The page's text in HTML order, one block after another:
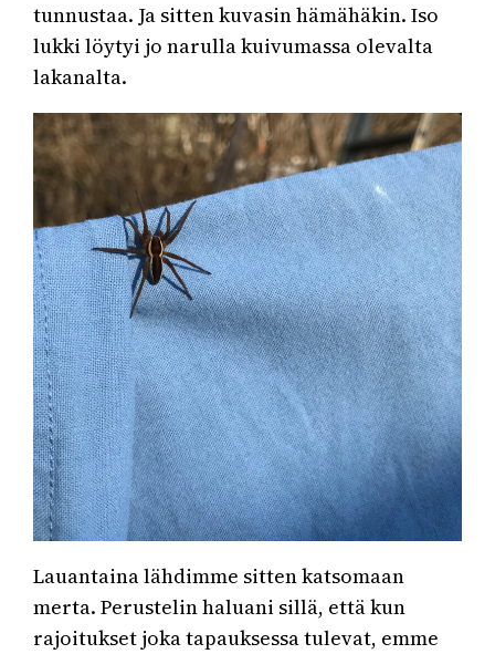
tunnustaa. Ja sitten kuvasin hämähäkin. Iso
lukki löytyi jo narulla kuivumassa olevalta
lakanalta.
Lauantaina lähdimme sitten katsomaan
merta. Perustelin haluani sillä, että kun
rajoitukset joka tapauksessa tulevat, emme